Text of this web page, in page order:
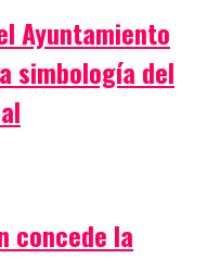
Ayuntamiento
simbología del
concede la